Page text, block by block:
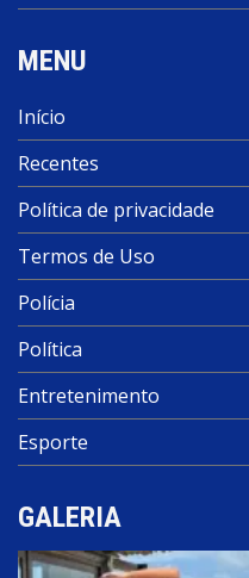
MENU
Início
Recentes
Política de privacidade
Termos de Uso
Polícia
Política
Entretenimento
Esporte
GALERIA